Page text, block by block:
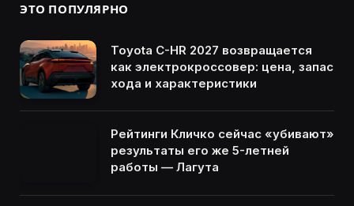
ЭТО ПОПУЛЯРНО
Toyota C-HR 2027 возвращается
как электрокроссовер: цена, запас
хода и характеристики
Рейтинги Кличко сейчас «убивают»
результаты его же 5-летней
работы — Лагута